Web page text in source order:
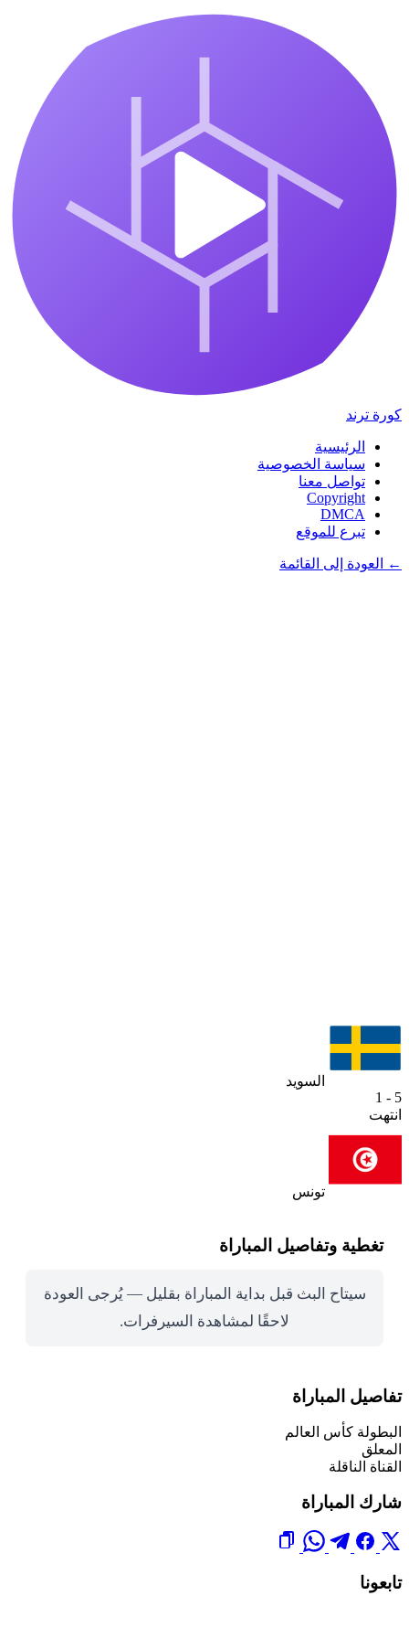
كورة ترند
الرئيسية
سياسة الخصوصية
تواصل معنا
Copyright
DMCA
تبرع للموقع
← العودة إلى القائمة
السويد
5 - 1
انتهت
تونس
تغطية وتفاصيل المباراة
سيتاح البث قبل بداية المباراة بقليل — يُرجى العودة
لاحقًا لمشاهدة السيرفرات.
تفاصيل المباراة
البطولة كأس العالم
المعلق
القناة الناقلة
شارك المباراة
تابعونا